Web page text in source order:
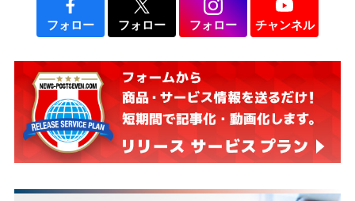
フォロー フォロー フォロー チャンネル